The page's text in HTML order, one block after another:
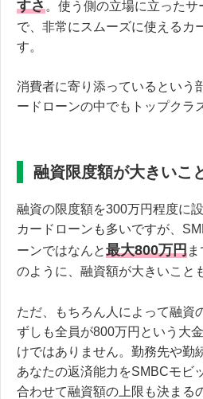
すさ。使う側の立場に立った
で、非常にスムーズに使えるカ
す。
消費者に寄り添っているという
ードローンの中でもトップクラ
融資限度額が大きいこ
融資の限度額を300万円程度に
カードローンも多いですが、
ーンではなんと最大800万円
のように、融資額が大きいこと
ただ、もちろん人によって融資
ずしも全員が800万円という大
けではありません。勤務先や勤
あなたの返済能力をSMBCモビ
合わせて融資額の上限も決まる